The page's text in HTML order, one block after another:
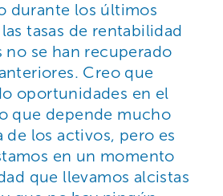
durante los últimos
tasas de rentabilidad
no se han recuperado
Creo que
oportunidades en el
que depende mucho
de los activos, pero es
en un momento
que llevamos alcistas